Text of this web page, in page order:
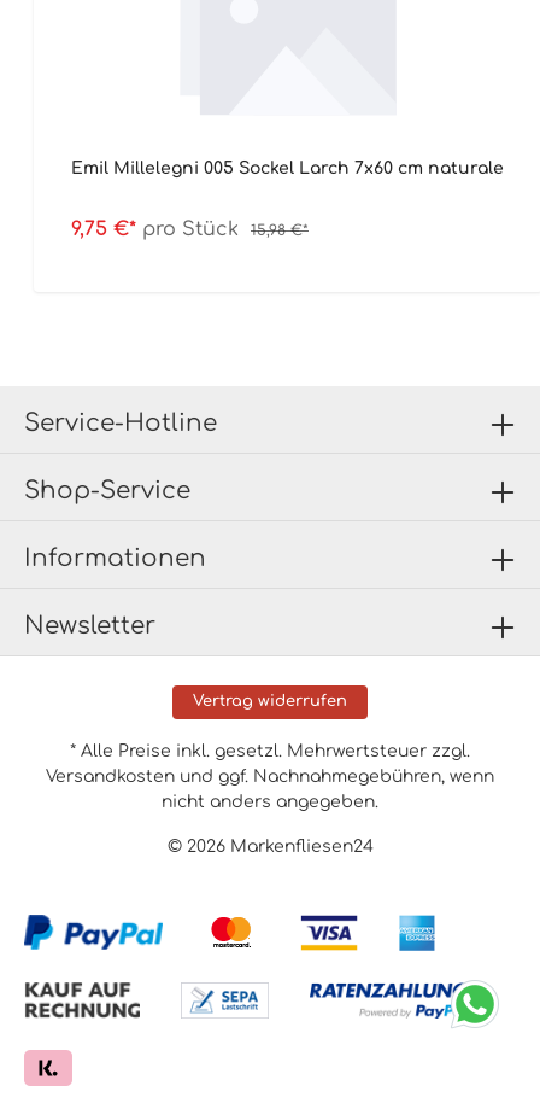
Emil Millelegni 005 Sockel Larch 7x60 cm naturale
9,75 €* pro Stück 15,98 €*
Newsletter
Service-Hotline
Shop-Service
Informationen
Vertrag widerrufen
© 2026 Markenfliesen24
* Alle Preise inkl. gesetzl. Mehrwertsteuer zzgl.
Versandkosten und ggf. Nachnahmegebühren, wenn
nicht anders angegeben.